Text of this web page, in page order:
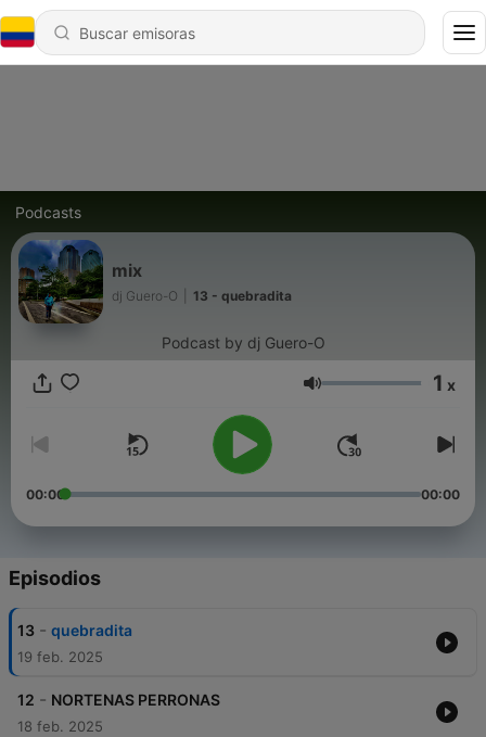
Podcasts
mix
dj Guero-O 13 - quebradita
Podcast by dj Guero-O
Volumen 1 x
00:00 00:00
Episodios
13 - quebradita
19 feb. 2025
12 - NORTENAS PERRONAS
18 feb. 2025